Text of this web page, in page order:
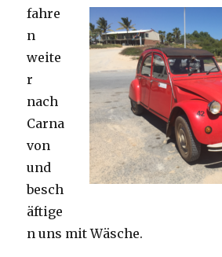
fahre
n
weite
r
nach
Carna
von
und
besch
äftige
n uns mit Wäsche.